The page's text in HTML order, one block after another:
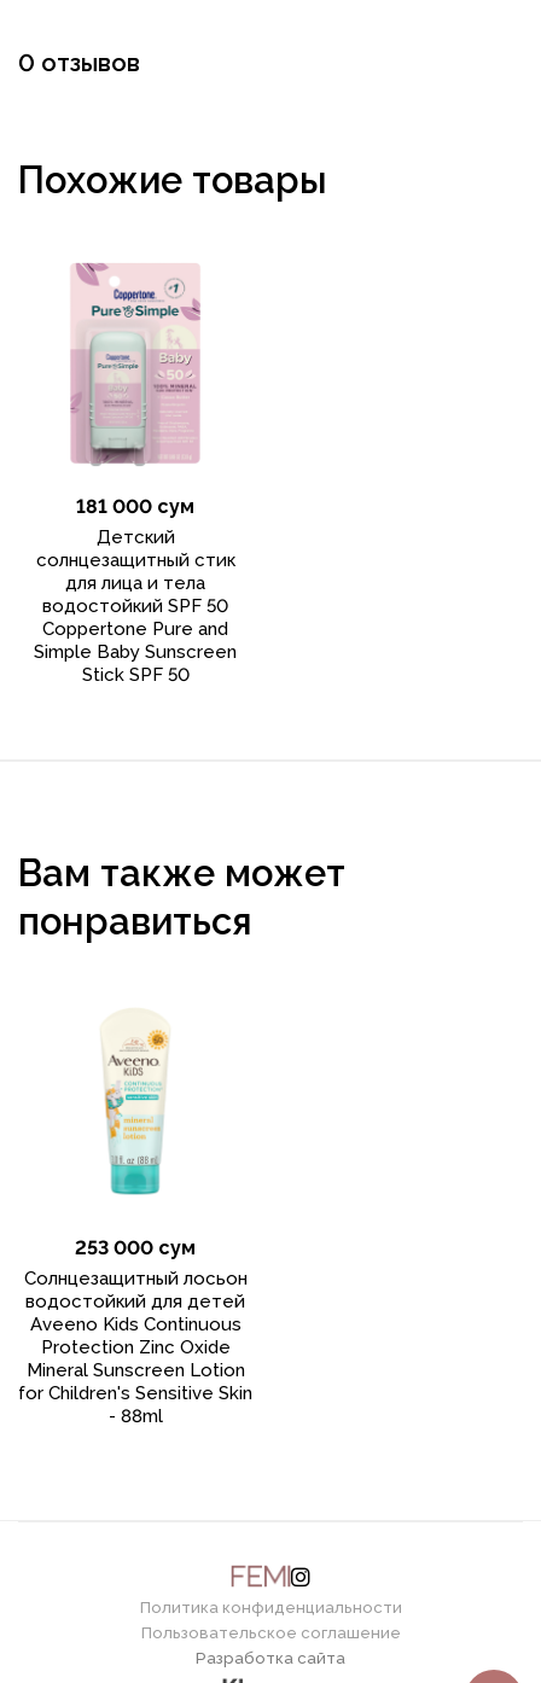
0 отзывов
Похожие товары
181 000 сум
Детский
солнцезащитный стик
для лица и тела
водостойкий SPF 50
Coppertone Pure and
Simple Baby Sunscreen
Stick SPF 50
Вам также может
понравиться
253 000 сум
Солнцезащитный лосьон
водостойкий для детей
Aveeno Kids Continuous
Protection Zinc Oxide
Mineral Sunscreen Lotion
for Children's Sensitive Skin
- 88ml
Политика конфиденциальности
Пользовательское соглашение
Разработка сайта